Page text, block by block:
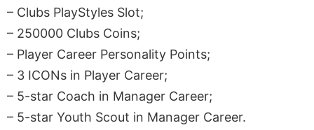
– Clubs PlayStyles Slot;
– 250000 Clubs Coins;
– Player Career Personality Points;
– 3 ICONs in Player Career;
– 5-star Coach in Manager Career;
– 5-star Youth Scout in Manager Career.